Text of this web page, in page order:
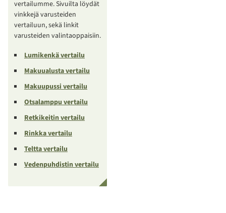
vertailumme. Sivuilta löydät
vinkkejä varusteiden
vertailuun, sekä linkit
varusteiden valintaoppaisiin.
Lumikenkä vertailu
Makuualusta vertailu
Makuupussi vertailu
Otsalamppu vertailu
Retkikeitin vertailu
Rinkka vertailu
Teltta vertailu
Vedenpuhdistin vertailu